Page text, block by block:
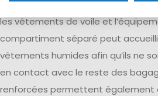
compartiment principal offre
les vêtements de voile et
compartiment séparé peut
vêtements humides afin qu’ils ne
en contact avec le reste des
renforcées permettent également